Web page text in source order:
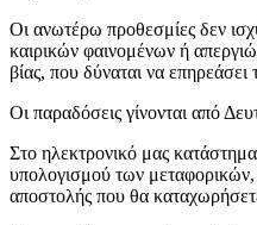
Οι ανωτέρω προθεσμίες δεν
καιρικών φαινομένων ή
βίας, που δύναται να
Οι παραδόσεις γίνονται από
Στο ηλεκτρονικό μας
υπολογισμού των
αποστολής που θα